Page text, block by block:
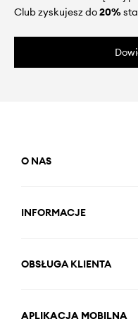
Club zyskujesz do20%
O NAS
INFORMACJE
OBSŁUGA KLIENTA
APLIKACJA MOBILNA